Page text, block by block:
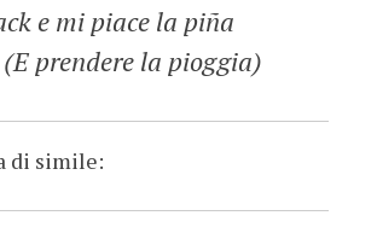
e mi piace la piña
prendere la pioggia)
di simile: